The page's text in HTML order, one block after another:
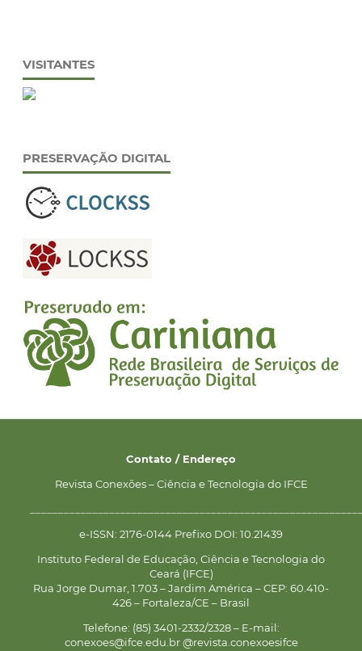
VISITANTES
PRESERVAÇÃO DIGITAL
Contato / Endereço
Revista Conexões – Ciência e Tecnologia do IFCE
e-ISSN: 2176-0144 Prefixo DOI: 10.21439
Instituto Federal de Educação, Ciência e Tecnologia do
Ceará (IFCE)
Rua Jorge Dumar, 1.703 – Jardim América – CEP: 60.410-
426 – Fortaleza/CE – Brasil
Telefone: (85) 3401-2332/2328 – E-mail:
conexoes@ifce.edu.br @revista.conexoesifce